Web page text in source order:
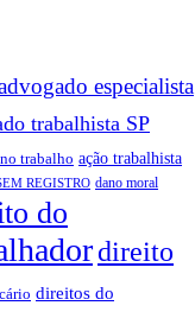
especialista
trabalhista SP
trabalho ação trabalhista
REGISTRO dano moral
do
direito
direitos do